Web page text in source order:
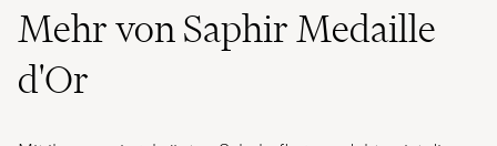
Mehr von Saphir Medaille
d'Or